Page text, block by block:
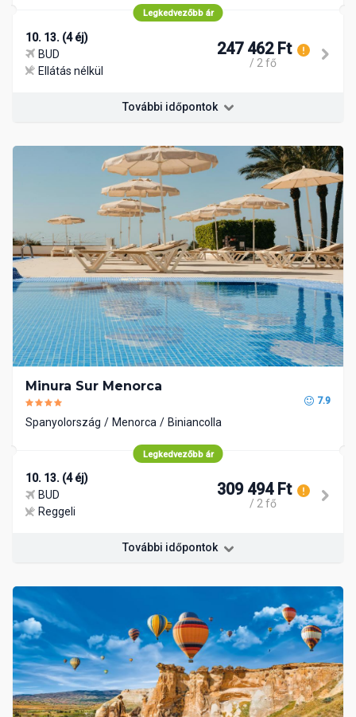
Legkedvezőbb ár
10. 13. (4 éj)
BUD
Ellátás nélkül
247 462 Ft
/ 2 fő
További időpontok
Minura Sur Menorca
7.9
Spanyolország Menorca Biniancolla
Legkedvezőbb ár
10. 13. (4 éj)
BUD
Reggeli
309 494 Ft
/ 2 fő
További időpontok